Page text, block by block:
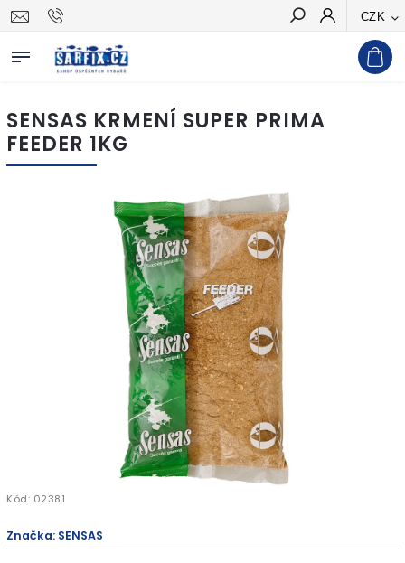
CZK
Hledat
SENSAS KRMENÍ SUPER PRIMA
FEEDER 1KG
Kód: 02381
Značka: SENSAS